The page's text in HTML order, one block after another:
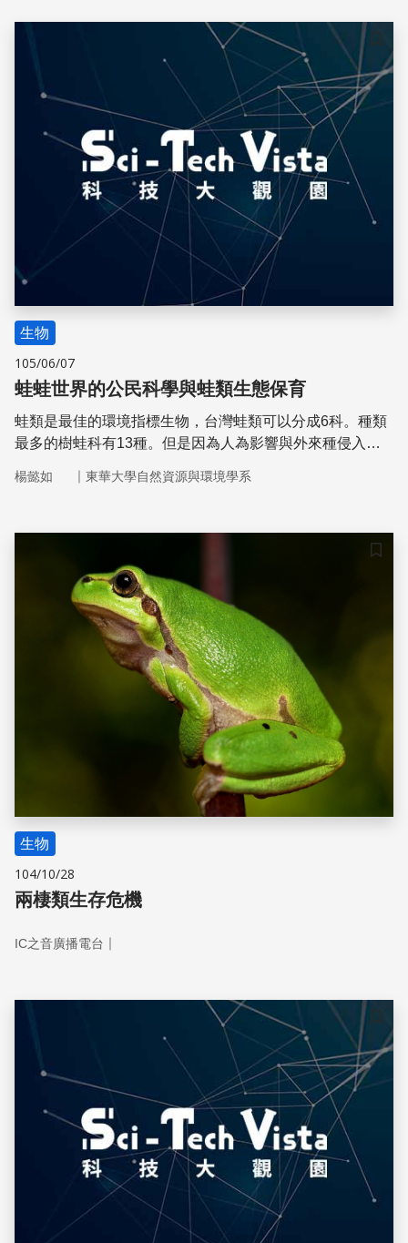
儲存
生物
105/06/07
蛙蛙世界的公民科學與蛙類生態保育
蛙類是最佳的環境指標生物，台灣蛙類可以分成6科。種類
最多的樹蛙科有13種。但是因為人為影響與外來種侵入，
群起合作，建立台灣蛙類生物多樣性熱點、調查台灣蛙類族
或許可以守護台灣的蛙蛙世界。
楊懿如 ｜ 東華大學自然資源與環境學系
儲存
生物
104/10/28
兩棲類生存危機
IC之音廣播電台 ｜
儲存